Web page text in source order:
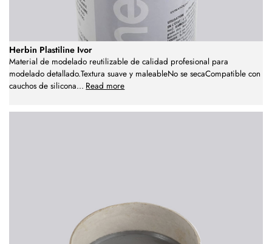
Herbin Plastiline Ivor
Material de modelado reutilizable de calidad profesional para
modelado detallado.Textura suave y maleableNo se secaCompatible con
cauchos de silicona... Read more